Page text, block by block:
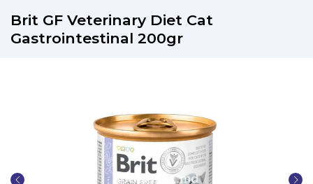
Brit GF Veterinary Diet Cat
Gastrointestinal 200gr